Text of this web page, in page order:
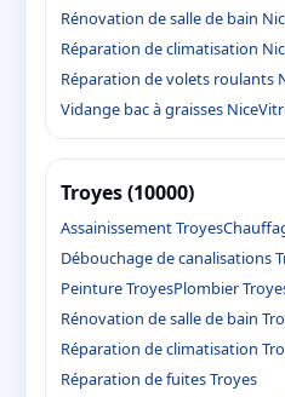
Rénovation de salle de bain
Réparation de climatisation
Réparation de volets roulants
Vidange bac à graisses Nice
Troyes (10000)
Assainissement Troyes
Débouchage de canalisations
Peinture TroyesPlombier
Rénovation de salle de bain
Réparation de climatisation
Réparation de fuites Troyes